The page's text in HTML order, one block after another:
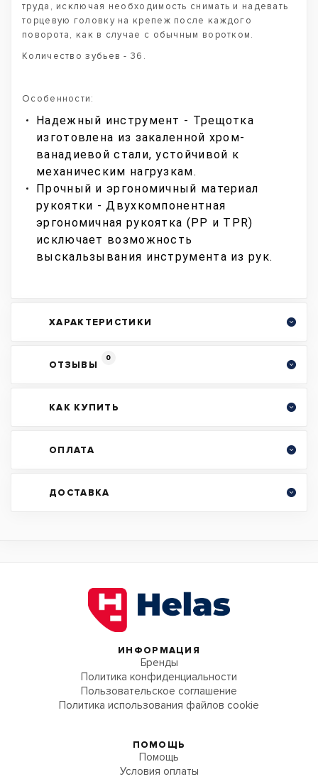
труда, исключая необходимость снимать и надевать
торцевую головку на крепеж после каждого
поворота, как в случае с обычным воротком.
Количество зубьев - 36.
Особенности:
Надежный инструмент - Трещотка
изготовлена из закаленной хром-
ванадиевой стали, устойчивой к
механическим нагрузкам.
Прочный и эргономичный материал
рукоятки - Двухкомпонентная
эргономичная рукоятка (PP и TPR)
исключает возможность
выскальзывания инструмента из рук.
ХАРАКТЕРИСТИКИ
ОТЗЫВЫ
0
КАК КУПИТЬ
ОПЛАТА
ДОСТАВКА
ИНФОРМАЦИЯ
Бренды
Политика конфиденциальности
Пользовательское соглашение
Политика использования файлов cookie
ПОМОЩЬ
Помощь
Условия оплаты